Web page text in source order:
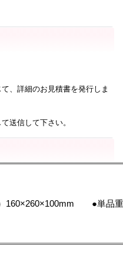
詳細のお見積書を発行しま
信して下さい。
）160×260×100mm ●単品